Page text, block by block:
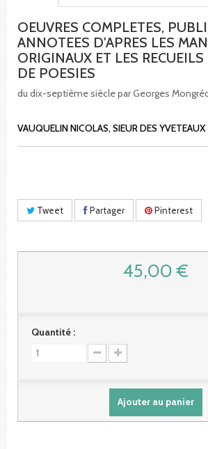
OEUVRES COMPLETES,
ANNOTEES D'APRES LES
ORIGINAUX ET LES
DE POESIES
du dix-septième siècle par Georges
VAUQUELIN NICOLAS, SIEUR DES YVETEAUX
Tweet Partager Pinterest
45,00 €
Quantité :
Ajouter au panier